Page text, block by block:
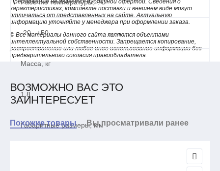
Рабочие температуры, ?С
-20...+50
Масса, кг
1,8
Габаритные размеры, мм
Предложение не является публичной офертой. Сведения о
характеристиках, комплекте поставки и внешнем виде могут
отличаться от представленных на сайте. Актуальную
информацию уточняйте у менеджера при оформлении заказа.
© Все материалы данного сайта являются объектами
интеллектуальной собственности. Запрещается копирование,
распространение или любое иное использование информации без
предварительного согласия правообладателя.
ВОЗМОЖНО ВАС ЭТО
ЗАИНТЕРЕСУЕТ
Похожие товары Вы просматривали ранее